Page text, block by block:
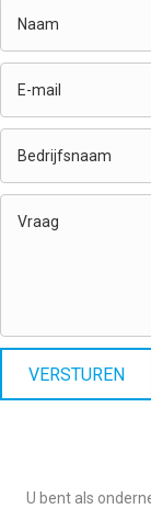
VERSTUREN
U bent als